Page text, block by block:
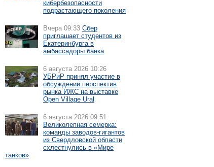
кибербезопасности
подрастающего поколения
Вчера 09:33 Сбер
приглашает студентов из
Екатеринбурга в
амбассадоры банка
6 августа 2026 10:26
УБРиР принял участие в
обсуждении перспектив
рынка ИЖС на выставке
Open Village Ural
6 августа 2026 09:51
Великолепная семерка:
команды заводов-гигантов
из Свердловской области
схлестнулись в «Мире
танков»